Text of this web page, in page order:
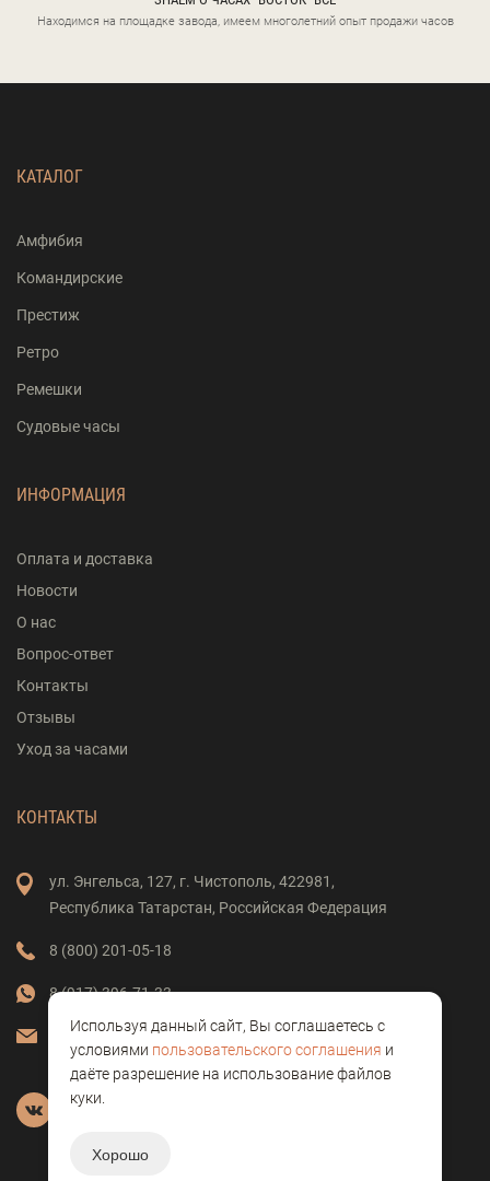
Находимся на площадке завода, имеем многолетний опыт продажи часов
КАТАЛОГ
Амфибия
Командирские
Престиж
Ретро
Ремешки
Судовые часы
ИНФОРМАЦИЯ
Оплата и доставка
Новости
О нас
Вопрос-ответ
Контакты
Отзывы
Уход за часами
КОНТАКТЫ
ул. Энгельса, 127, г. Чистополь, 422981,
Республика Татарстан, Российская Федерация
8 (800) 201-05-18
8 (917) 396-71-33
vostok-clock@mail.ru
Используя данный сайт, Вы соглашаетесь с
условиями пользовательского соглашения и
даёте разрешение на использование файлов
куки.
Хорошо